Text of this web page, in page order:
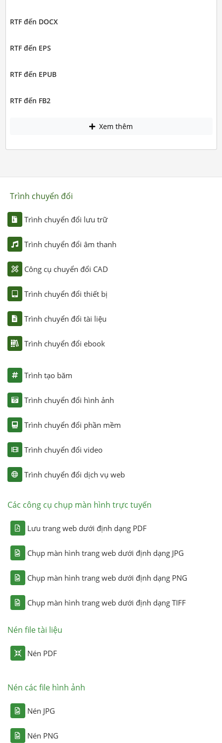
RTF đến DOCX
RTF đến EPS
RTF đến EPUB
RTF đến FB2
Xem thêm
Trình chuyển đổi
Trình chuyển đổi lưu trữ
Trình chuyển đổi âm thanh
Công cụ chuyển đổi CAD
Trình chuyển đổi thiết bị
Trình chuyển đổi tài liệu
Trình chuyển đổi ebook
Trình tạo băm
Trình chuyển đổi hình ảnh
Trình chuyển đổi phần mềm
Trình chuyển đổi video
Trình chuyển đổi dịch vụ web
Các công cụ chụp màn hình trực tuyến
Lưu trang web dưới định dạng PDF
Chụp màn hình trang web dưới định dạng JPG
Chụp màn hình trang web dưới định dạng PNG
Chụp màn hình trang web dưới định dạng TIFF
Nén file tài liệu
Nén PDF
Nén các file hình ảnh
Nén JPG
Nén PNG